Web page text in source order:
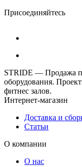
Присоединяйтесь
STRIDE — Продажа
оборудования.
фитнес залов.
Интернет-магазин
Доставка и
Статьи
О компании
О нас